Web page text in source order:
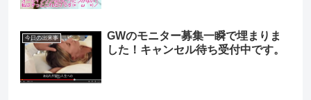
今日の出来事
GWのモニター募集一瞬で埋まりま
した！キャンセル待ち受付中です。